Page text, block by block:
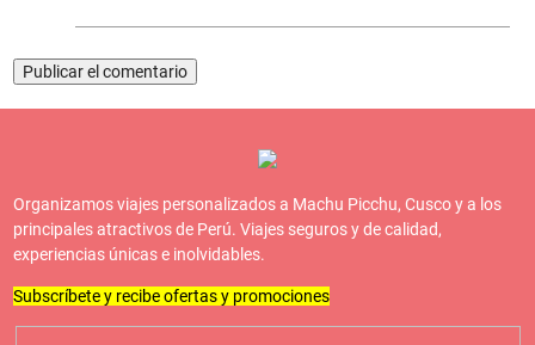
Organizamos viajes personalizados a Machu Picchu, Cusco y a los
principales atractivos de Perú. Viajes seguros y de calidad,
experiencias únicas e inolvidables.
Subscríbete y recibe ofertas y promociones